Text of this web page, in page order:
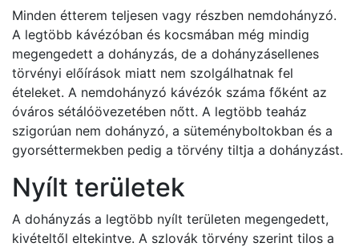
Minden étterem teljesen vagy részben nemdohányzó.
A legtöbb kávézóban és kocsmában még mindig
megengedett a dohányzás, de a dohányzásellenes
törvényi előírások miatt nem szolgálhatnak fel
ételeket. A nemdohányzó kávézók száma főként az
óváros sétálóövezetében nőtt. A legtöbb teaház
szigorúan nem dohányzó, a süteményboltokban és a
gyorséttermekben pedig a törvény tiltja a dohányzást.
Nyílt területek
A dohányzás a legtöbb nyílt területen megengedett,
kivételtől eltekintve. A szlovák törvény szerint tilos a